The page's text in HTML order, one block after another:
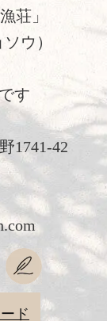
荘」
ウ）
す
1741-42
ド